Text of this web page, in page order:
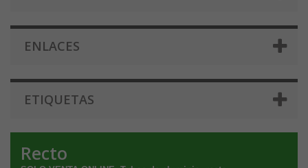
ENLACES
ETIQUETAS
Recto